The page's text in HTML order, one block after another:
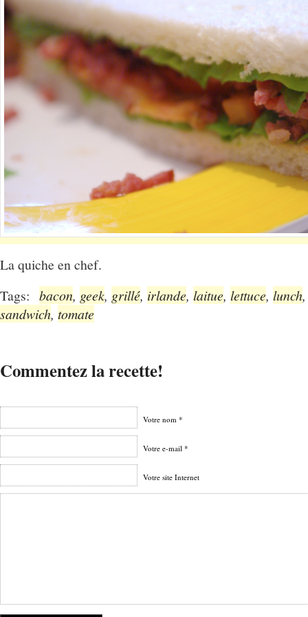
La quiche en chef.
Tags: bacon, geek, grillé, irlande, laitue, lettuce, lunch
sandwich, tomate
Commentez la recette!
Votre nom *
Votre e-mail *
Votre site Internet